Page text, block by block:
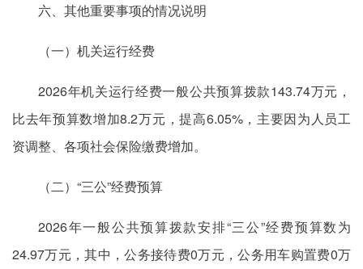
六、其他重要事项的情况说明
（一）机关运行经费
2026年机关运行经费一般公共预算拨款143.74万元，
比去年预算数增加8.2万元，提高6.05%，主要因为人员工
资调整、各项社会保险缴费增加。
（二）“三公”经费预算
2026年一般公共预算拨款安排“三公”经费预算数为
24.97万元，其中，公务接待费0万元，公务用车购置费0万